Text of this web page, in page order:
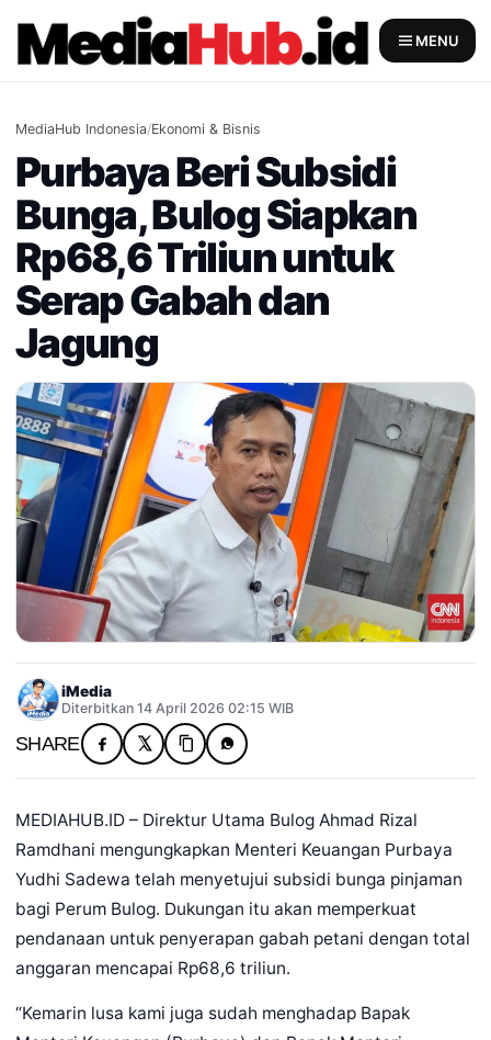
content
MENU
MediaHub Indonesia/Ekonomi & Bisnis
Purbaya Beri Subsidi
Bunga, Bulog Siapkan
Rp68,6 Triliun untuk
Serap Gabah dan
Jagung
iMedia
Diterbitkan 14 April 2026 02:15 WIB
SHARE
MEDIAHUB.ID – Direktur Utama Bulog Ahmad Rizal
Ramdhani mengungkapkan Menteri Keuangan Purbaya
Yudhi Sadewa telah menyetujui subsidi bunga pinjaman
bagi Perum Bulog. Dukungan itu akan memperkuat
pendanaan untuk penyerapan gabah petani dengan total
anggaran mencapai Rp68,6 triliun.
“Kemarin lusa kami juga sudah menghadap Bapak